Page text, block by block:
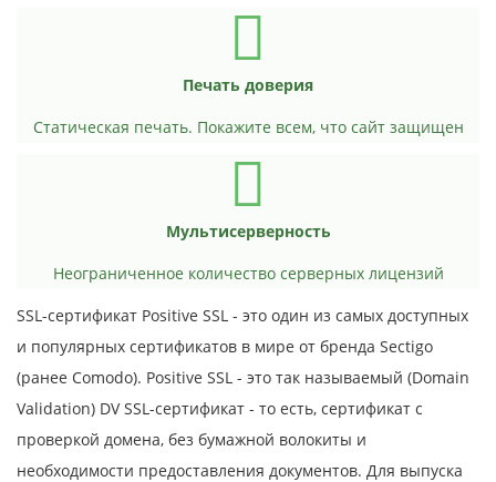
Печать доверия
Статическая печать. Покажите всем, что сайт защищен
Мультисерверность
Неограниченное количество серверных лицензий
SSL-сертификат Positive SSL - это один из самых доступных
и популярных сертификатов в мире от бренда Sectigo
(ранее Comodo). Positive SSL - это так называемый (Domain
Validation) DV SSL-сертификат - то есть, сертификат с
проверкой домена, без бумажной волокиты и
необходимости предоставления документов. Для выпуска